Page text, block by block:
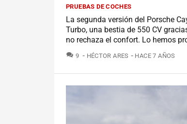
PRUEBAS DE COCHES
La segunda versión del Porsche
Turbo, una bestia de 550 CV
no rechaza el confort. Lo hemos
9 COMENTARIOS
HÉCTOR ARES HACE 7 AÑOS